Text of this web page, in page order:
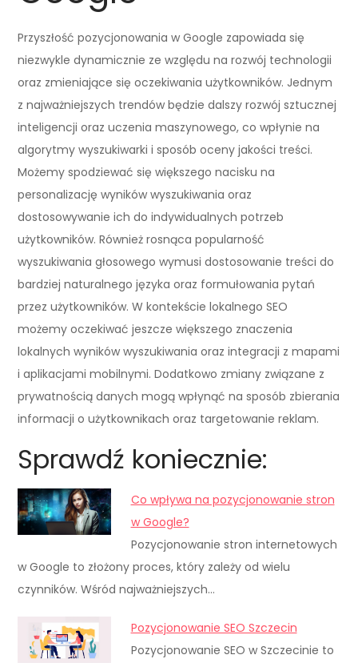
Przyszłość pozycjonowania w Google zapowiada się
niezwykle dynamicznie ze względu na rozwój technologii
oraz zmieniające się oczekiwania użytkowników. Jednym
z najważniejszych trendów będzie dalszy rozwój sztucznej
inteligencji oraz uczenia maszynowego, co wpłynie na
algorytmy wyszukiwarki i sposób oceny jakości treści.
Możemy spodziewać się większego nacisku na
personalizację wyników wyszukiwania oraz
dostosowywanie ich do indywidualnych potrzeb
użytkowników. Również rosnąca popularność
wyszukiwania głosowego wymusi dostosowanie treści do
bardziej naturalnego języka oraz formułowania pytań
przez użytkowników. W kontekście lokalnego SEO
możemy oczekiwać jeszcze większego znaczenia
lokalnych wyników wyszukiwania oraz integracji z mapami
i aplikacjami mobilnymi. Dodatkowo zmiany związane z
prywatnością danych mogą wpłynąć na sposób zbierania
informacji o użytkownikach oraz targetowanie reklam.
Sprawdź koniecznie:
Co wpływa na pozycjonowanie stron
w Google?
Pozycjonowanie stron internetowych
w Google to złożony proces, który zależy od wielu
czynników. Wśród najważniejszych…
Pozycjonowanie SEO Szczecin
Pozycjonowanie SEO w Szczecinie to